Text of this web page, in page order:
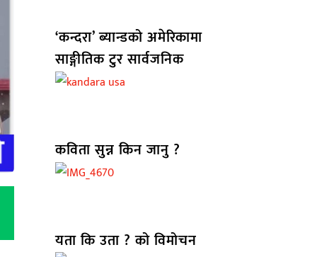
‘कन्दरा’ ब्यान्डको अमेरिकामा
साङ्गीतिक टुर सार्वजनिक
कविता सुन्न किन जानु ?
यता कि उता ? को विमोचन